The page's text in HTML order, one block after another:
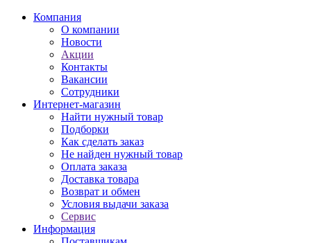
Компания
О компании
Новости
Акции
Контакты
Вакансии
Сотрудники
Интернет-магазин
Найти нужный товар
Подборки
Как сделать заказ
Не найден нужный товар
Оплата заказа
Доставка товара
Возврат и обмен
Условия выдачи заказа
Сервис
Информация